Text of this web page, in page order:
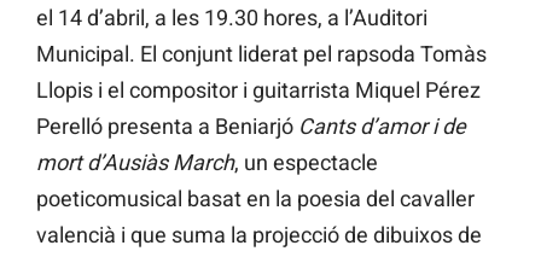
el 14 d’abril, a les 19.30 hores, a l’Auditori
Municipal. El conjunt liderat pel rapsoda Tomàs
Llopis i el compositor i guitarrista Miquel Pérez
Perelló presenta a Beniarjó Cants d’amor i de
mort d’Ausiàs March, un espectacle
poeticomusical basat en la poesia del cavaller
valencià i que suma la projecció de dibuixos de